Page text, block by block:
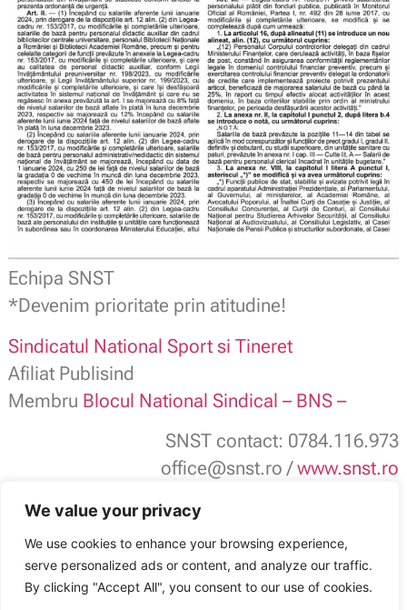
We value your privacy
We use cookies to enhance your browsing experience,
serve personalized ads or content, and analyze our traffic.
By clicking "Accept All", you consent to our use of cookies.
Echipa SNST
*Devenim prioritate prin atitudine!
Sindicatul National Sport si Tineret
Afiliat Publisind
Membru Blocul National Sindical – BNS –
SNST contact: 0784.116.973
office@snst.ro /www.snst.ro
SNST: Sport, Tineret, Cultură, Educație și
Administrație publică
Sindicatul Național Sport și Tineret: Legea bugetului de stat pe 2024 a fost
publicată în Monitorul Oficial
ARTICOLUL ANTERIOR